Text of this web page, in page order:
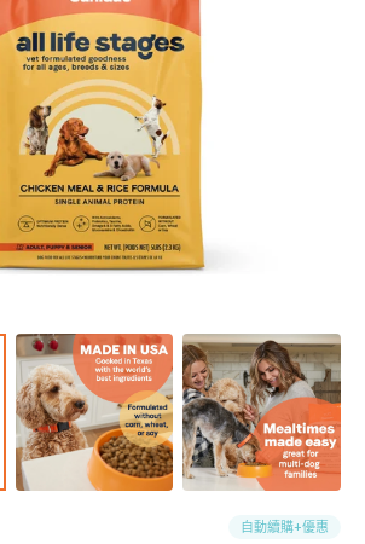
開
圖
庫
檢
視
中
的
媒
體
檔
案
自動續購+優惠